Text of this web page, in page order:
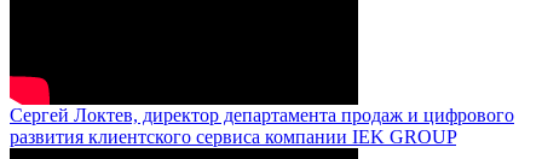
Сергей Локтев, директор департамента продаж и цифрового
развития клиентского сервиса компании IEK GROUP